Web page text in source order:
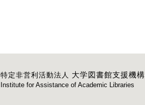
特定非営利活動法人 大学図書館支援機構
Institute for Assistance of Academic Libraries